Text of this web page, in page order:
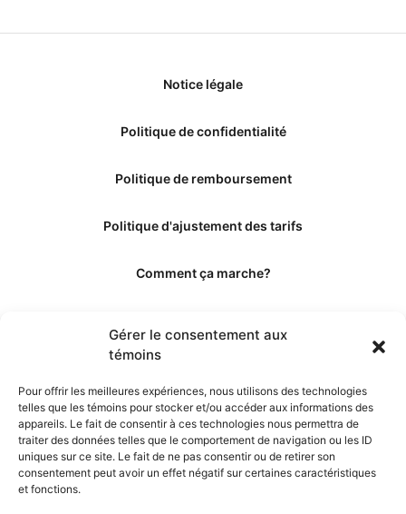
Gérer le consentement aux
témoins
Pour offrir les meilleures expériences, nous utilisons des technologies
telles que les témoins pour stocker et/ou accéder aux informations des
appareils. Le fait de consentir à ces technologies nous permettra de
traiter des données telles que le comportement de navigation ou les ID
uniques sur ce site. Le fait de ne pas consentir ou de retirer son
consentement peut avoir un effet négatif sur certaines caractéristiques
et fonctions.
Notice légale
Politique de confidentialité
Politique de remboursement
Politique d'ajustement des tarifs
Comment ça marche?
Les éditeurs
Les experts et collaborateurs